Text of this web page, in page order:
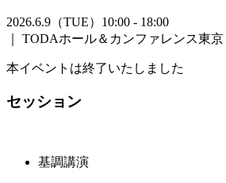
2026.6.9（TUE）10:00 - 18:00
TODAホール＆カンファレンス東京
本イベントは終了いたしました
セッション
基調講演